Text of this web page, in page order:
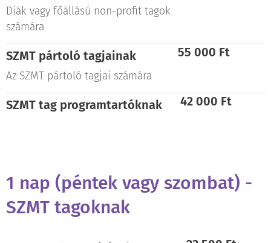
Diák vagy főállású non-profit tagok
számára
SZMT pártoló tagjainak
Az SZMT pártoló tagjai számára
55 000 Ft
SZMT tag programtartóknak 42 000 Ft
1 nap (péntek vagy szombat) -
SZMT tagoknak